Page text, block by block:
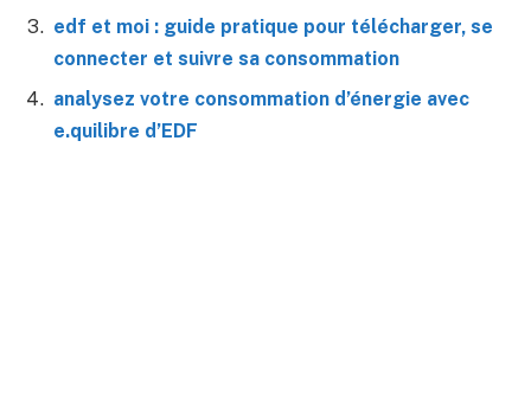
edf et moi : guide pratique pour télécharger, se
connecter et suivre sa consommation
analysez votre consommation d’énergie avec
e.quilibre d’EDF